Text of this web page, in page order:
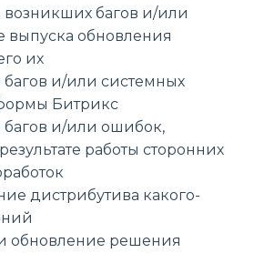
багов и/или
выпуска обновления
их
и/или системных
Битрикс
и/или ошибок,
работы сторонних
дистрибутива какого-
обновление решения